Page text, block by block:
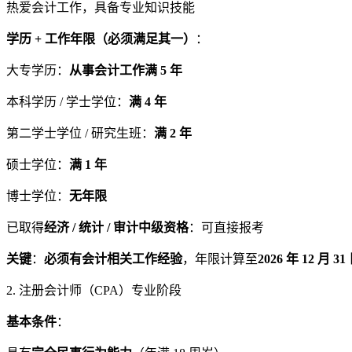
热爱会计工作，具备专业知识技能
学历 + 工作年限（必须满足其一） ：
大专学历： 从事会计工作满 5 年
本科学历 / 学士学位： 满 4 年
第二学士学位 / 研究生班： 满 2 年
硕士学位： 满 1 年
博士学位： 无年限
已取得经济 / 统计 / 审计中级资格：可直接报考
关键： 必须有会计相关工作经验，年限计算至2026 年 12 月 31
2. 注册会计师（CPA）专业阶段
基本条件：